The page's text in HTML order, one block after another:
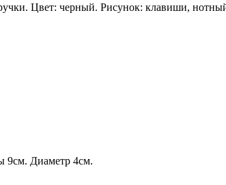
Цвет: черный. Рисунок: клавиши,
9см. Диаметр 4см.